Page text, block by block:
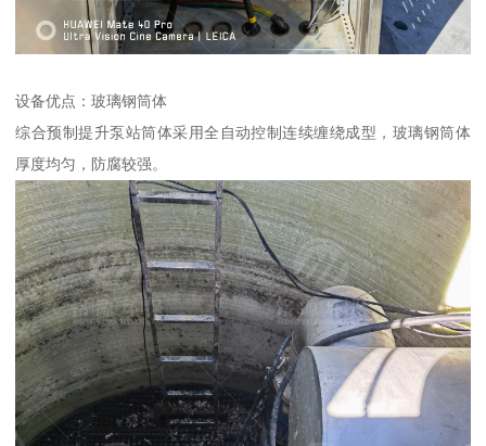
设备优点：玻璃钢筒体
综合预制提升泵站筒体采用全自动控制连续缠绕成型，玻璃钢筒体
厚度均匀，防腐较强。